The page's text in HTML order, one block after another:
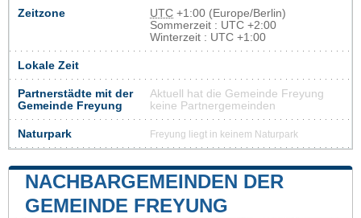
Zeitzone UTC +1:00 (Europe/Berlin)
Sommerzeit : UTC +2:00
Winterzeit : UTC +1:00
Lokale Zeit
Partnerstädte mit der
Gemeinde Freyung
Aktuell hat die Gemeinde Freyung
keine Partnergemeinden
Naturpark Freyung liegt in keinem Naturpark
NACHBARGEMEINDEN DER
GEMEINDE FREYUNG